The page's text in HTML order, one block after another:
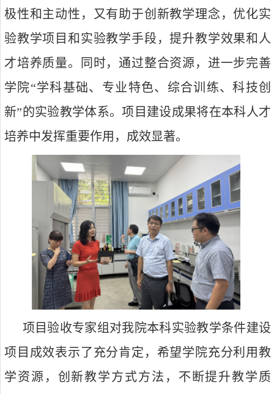
极性和主动性，又有助于创新教学理念，优化实
验教学项目和实验教学手段，提升教学效果和人
才培养质量。同时，通过整合资源，进一步完善
学院“学科基础、专业特色、综合训练、科技创
新”的实验教学体系。项目建设成果将在本科人才
培养中发挥重要作用，成效显著。
项目验收专家组对我院本科实验教学条件建设
项目成效表示了充分肯定，希望学院充分利用教
学资源，创新教学方式方法，不断提升教学质